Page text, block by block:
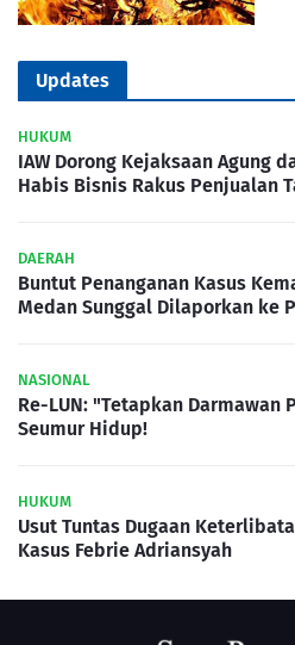
Updates
HUKUM
IAW Dorong Kejaksaan Agung
Habis Bisnis Rakus Penjualan
DAERAH
Buntut Penanganan Kasus
Medan Sunggal Dilaporkan ke
NASIONAL
Re-LUN: "Tetapkan Darmawan
Seumur Hidup!
HUKUM
Usut Tuntas Dugaan
Kasus Febrie Adriansyah